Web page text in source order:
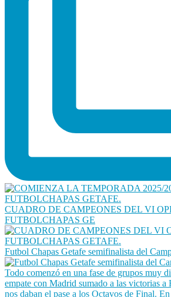
CUADRO DE CAMPEONES DEL VI
FUTBOLCHAPAS GE
Futbol Chapas Getafe semifinalista del